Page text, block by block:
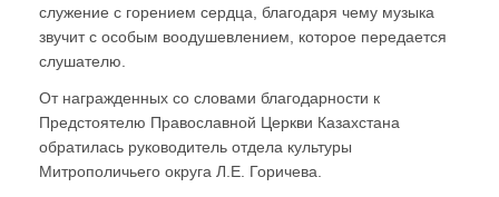
служение с горением сердца, благодаря чему музыка
звучит с особым воодушевлением, которое передается
слушателю.
От награжденных со словами благодарности к
Предстоятелю Православной Церкви Казахстана
обратилась руководитель отдела культуры
Митрополичьего округа Л.Е. Горичева.